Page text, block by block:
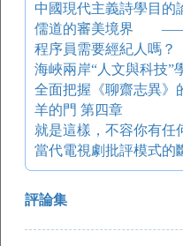
中國現代主義詩學目的
儒道的審美境界 ——
程序員需要經紀人嗎？
全面把握《聊齋志異》
羊的門 第四章
就是這樣，不容你有任
當代電視劇批評模式的
評論集